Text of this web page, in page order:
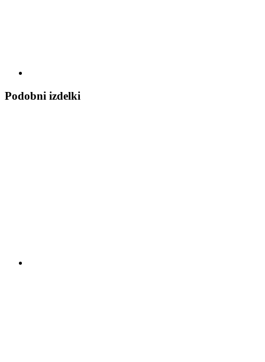
Podobni izdelki